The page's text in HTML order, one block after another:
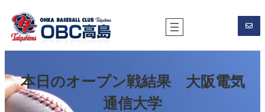
を
ス
ッ
プ
本日のオープン戦結果 大阪電気
通信大学